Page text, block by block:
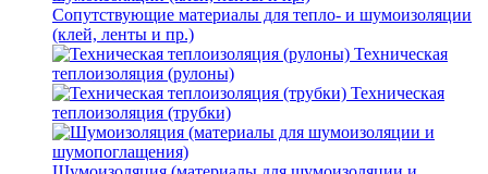
Сопутствующие материалы для тепло- и шумоизоляции
(клей, ленты и пр.)
Техническая
теплоизоляция (рулоны)
Техническая
теплоизоляция (трубки)